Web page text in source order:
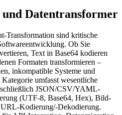
Datentransformer
Transformation sind kritische
Ob Sie
Text in Base64 kodieren
Formaten transformieren –
inkompatible Systeme und
umfasst wesentliche
JSON/CSV/YAML-
(UTF-8, Base64, Hex), Bild-
Kodierung/-Dekodierung.